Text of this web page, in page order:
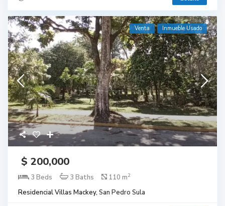
Venta Inmueble Usado
$ 200,000
3 Beds 3 Baths 110 m2
Residencial Villas Mackey, San Pedro Sula